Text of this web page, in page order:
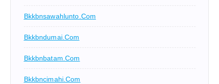
Bkkbnsawahlunto.com
Bkkbndumai.com
Bkkbnbatam.com
Bkkbncimahi.com